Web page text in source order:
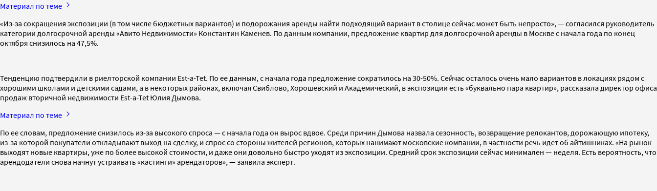
Материал по теме
«Из-за сокращения экспозиции (в том числе бюджетных вариантов) и подорожания аренды найти подходящий вариант в столице сейчас может быть непросто», — согласился руководитель
категории долгосрочной аренды «Авито Недвижимости» Константин Каменев. По данным компании, предложение квартир для долгосрочной аренды в Москве с начала года по конец
октября снизилось на 47,5%.
Тенденцию подтвердили в риелторской компании Est-a-Tet. По ее данным, с начала года предложение сократилось на 30-50%. Сейчас осталось очень мало вариантов в локациях рядом с
хорошими школами и детскими садами, а в некоторых районах, включая Свиблово, Хорошевский и Академический, в экспозиции есть «буквально пара квартир», рассказала директор офиса
продаж вторичной недвижимости Est-a-Tet Юлия Дымова.
Материал по теме
По ее словам, предложение снизилось из-за высокого спроса — с начала года он вырос вдвое. Среди причин Дымова назвала сезонность, возвращение релокантов, дорожающую ипотеку,
из-за которой покупатели откладывают выход на сделку, и спрос со стороны жителей регионов, которых нанимают московские компании, в частности речь идет об айтишниках. «На рынок
выходят новые квартиры, уже по более высокой стоимости, и даже они довольно быстро уходят из экспозиции. Средний срок экспозиции сейчас минимален — неделя. Есть вероятность, что
арендодатели снова начнут устраивать «кастинги» арендаторов», — заявила эксперт.